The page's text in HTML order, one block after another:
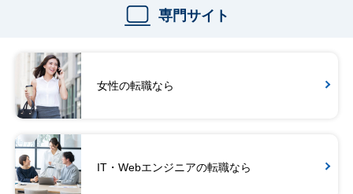
専門サイト
女性の転職なら
IT・Webエンジニアの転職なら